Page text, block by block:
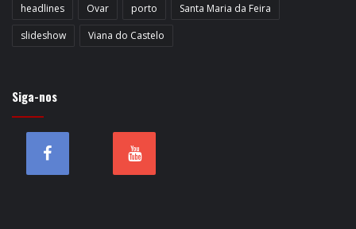
headlines
Ovar porto
Santa Maria da Feira
slideshow
Viana do Castelo
Siga-nos